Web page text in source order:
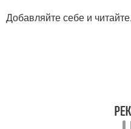
Добавляйте себе и читайте.